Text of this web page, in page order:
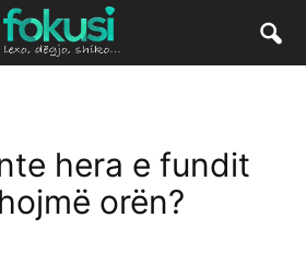
hera e fundit
orën?